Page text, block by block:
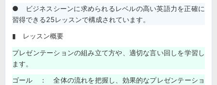
● ビジネスシーンに求められるレベルの高い英語力を正確に
習得できる25レッスンで構成されています。
▮ レッスン概要
プレゼンテーションの組み立て方や、適切な言い回しを学習し
ます。
ゴール ： 全体の流れを把握し、効果的なプレゼンテーショ